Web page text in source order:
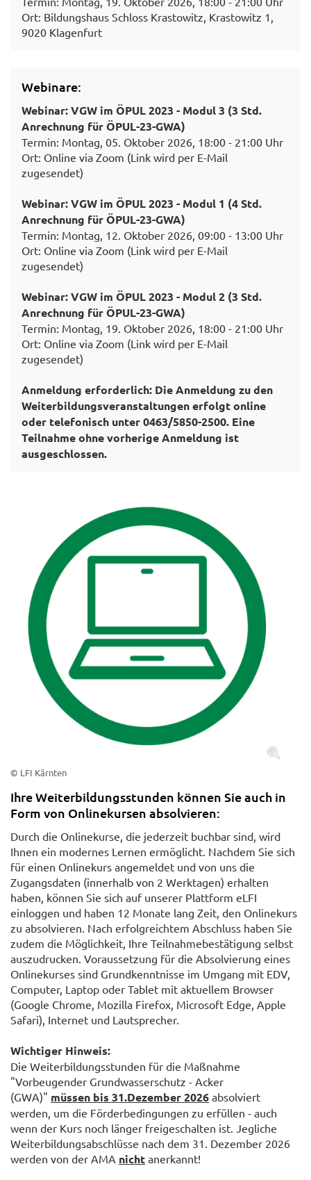
Ort: Bildungshaus Schloss Krastowitz, Krastowitz 1,
9020 Klagenfurt
Webinare:
Webinar: VGW im ÖPUL 2023 - Modul 3 (3 Std.
Anrechnung für ÖPUL-23-GWA)
Termin: Montag, 05. Oktober 2026, 18:00 - 21:00 Uhr
Ort: Online via Zoom (Link wird per E-Mail
zugesendet)
Webinar: VGW im ÖPUL 2023 - Modul 1 (4 Std.
Anrechnung für ÖPUL-23-GWA)
Termin: Montag, 12. Oktober 2026, 09:00 - 13:00 Uhr
Ort: Online via Zoom (Link wird per E-Mail
zugesendet)
Webinar: VGW im ÖPUL 2023 - Modul 2 (3 Std.
Anrechnung für ÖPUL-23-GWA)
Termin: Montag, 19. Oktober 2026, 18:00 - 21:00 Uhr
Ort: Online via Zoom (Link wird per E-Mail
zugesendet)
Anmeldung erforderlich: Die Anmeldung zu den
Weiterbildungsveranstaltungen erfolgt online
oder telefonisch unter 0463/5850-2500. Eine
Teilnahme ohne vorherige Anmeldung ist
ausgeschlossen.
© LFI Kärnten
Ihre Weiterbildungsstunden können Sie auch in
Form von Onlinekursen absolvieren:
Durch die Onlinekurse, die jederzeit buchbar sind, wird
Ihnen ein modernes Lernen ermöglicht. Nachdem Sie sich
für einen Onlinekurs angemeldet und von uns die
Zugangsdaten (innerhalb von 2 Werktagen) erhalten
haben, können Sie sich auf unserer Plattform eLFI
einloggen und haben 12 Monate lang Zeit, den Onlinekurs
zu absolvieren. Nach erfolgreichtem Abschluss haben Sie
zudem die Möglichkeit, Ihre Teilnahmebestätigung selbst
auszudrucken. Voraussetzung für die Absolvierung eines
Onlinekurses sind Grundkenntnisse im Umgang mit EDV,
Computer, Laptop oder Tablet mit aktuellem Browser
(Google Chrome, Mozilla Firefox, Microsoft Edge, Apple
Safari), Internet und Lautsprecher.
Wichtiger Hinweis:
Die Weiterbildungsstunden für die Maßnahme
"Vorbeugender Grundwasserschutz - Acker
(GWA)" müssen bis 31.Dezember 2026 absolviert
werden, um die Förderbedingungen zu erfüllen - auch
wenn der Kurs noch länger freigeschalten ist. Jegliche
Weiterbildungsabschlüsse nach dem 31. Dezember 2026
werden von der AMA nicht anerkannt!